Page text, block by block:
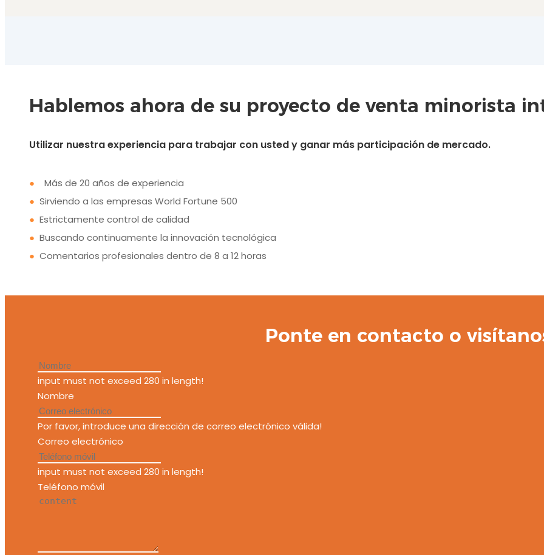
Hablemos ahora de su proyecto de venta minorista
Utilizar nuestra experiencia para trabajar con usted y ganar más participación de mercado.
●
Más de 20 años de experiencia
●Sirviendo a las empresas World Fortune 500
●Estrictamente control de calidad
●Buscando continuamente la innovación tecnológica
●Comentarios profesionales dentro de 8 a 12 horas
Ponte en contacto o
input must not exceed 280 in length!
Nombre
Por favor, introduce una dirección de correo electrónico válida!
Correo electrónico
input must not exceed 280 in length!
Teléfono móvil